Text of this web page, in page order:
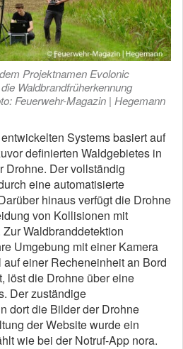
Projektnamen Evolonic
Waldbrandfrüherkennung
Feuerwehr-Magazin | Hegemann
Systems basiert auf
definierten Waldgebietes in
Drohne. Der vollständig
eine automatisierte
hinaus verfügt die Drohne
von Kollisionen mit
Waldbranddetektion
Umgebung mit einer Kamera
einer Recheneinheit an Bord
löst die Drohne über eine
Der zuständige
dort die Bilder der Drohne
der Website wurde ein
wie bei der Notruf-App nora.